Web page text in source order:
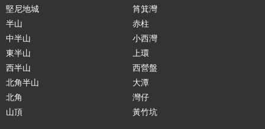
堅尼地城
半山
中半山
東半山
西半山
北角半山
北角
山頂
筲箕灣
赤柱
小西灣
上環
西營盤
大潭
灣仔
黃竹坑